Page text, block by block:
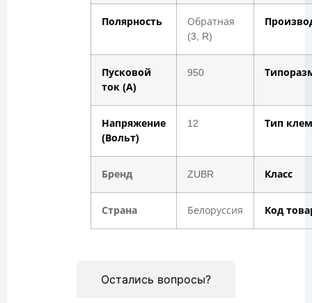
Остались вопросы?
Полярность
Обратная
(3, R)
Пусковой
ток (А)
950
Напряжение
(Вольт)
12 Тип
Бренд ZUBR Класс
Страна Белоруссия Код